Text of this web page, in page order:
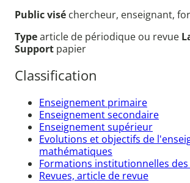
Public visé chercheur, enseignant,
Typearticle de périodique ou revue
Support papier
Classification
Enseignement primaire
Enseignement secondaire
Enseignement supérieur
Evolutions et objectifs de
mathématiques
Formations institutionnelles
Revues, article de revue